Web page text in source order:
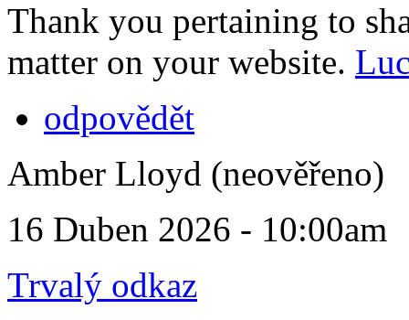
Thank you pertaining to
matter on your website.
odpovědět
Amber Lloyd (neověřeno)
16 Duben 2026 - 10:00am
Trvalý odkaz